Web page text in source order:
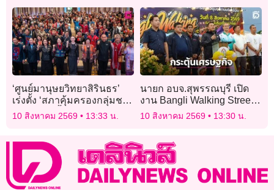
‘ศูนย์มานุษยวิทยาสิรินธร’
เร่งตั้ง ‘สภาคุ้มครองกลุ่มชาติ
พันธุ์ฯ’ รับขึ้นทะเบียนถึง 27
10 สิงหาคม 2569 13:33 น.
นายก อบจ.สุพรรณบุรี เปิด
งาน Bangli Walking Street
Festival
10 สิงหาคม 2569 13:30 น.